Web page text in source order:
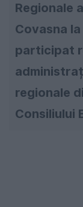
Regionale
Covasna
participat
regionale
Consiliului